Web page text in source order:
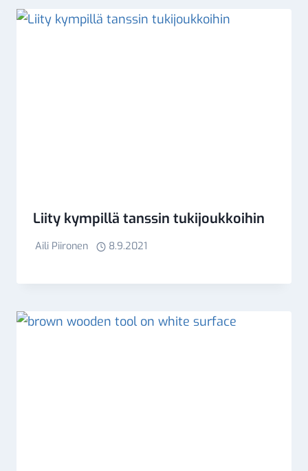
Liity kympillä tanssin tukijoukkoihin
Aili Piironen 8.9.2021